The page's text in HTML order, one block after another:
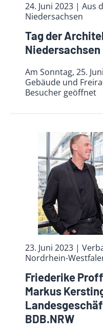
24. Juni 2023 | Aus
Niedersachsen
Tag der
Niedersachsen
Am Sonntag, 25.
Gebäude und
Besucher geöffnet
23. Juni 2023 |
Nordrhein-
Friederike
Markus
BDB.NRW